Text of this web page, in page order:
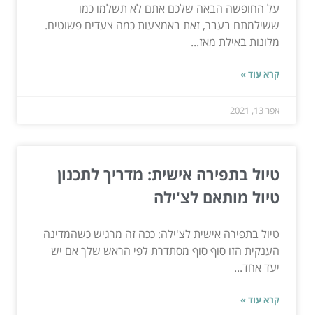
על החופשה הבאה שלכם אתם לא תשלמו כמו
ששילמתם בעבר, זאת באמצעות כמה צעדים פשוטים.
מלונות באילת מאז...
קרא עוד »
אפר 13, 2021
טיול בתפירה אישית: מדריך לתכנון
טיול מותאם לצ'ילה
טיול בתפירה אישית לצ'ילה: ככה זה מרגיש כשהמדינה
הענקית הזו סוף סוף מסתדרת לפי הראש שלך אם יש
יעד אחד...
קרא עוד »